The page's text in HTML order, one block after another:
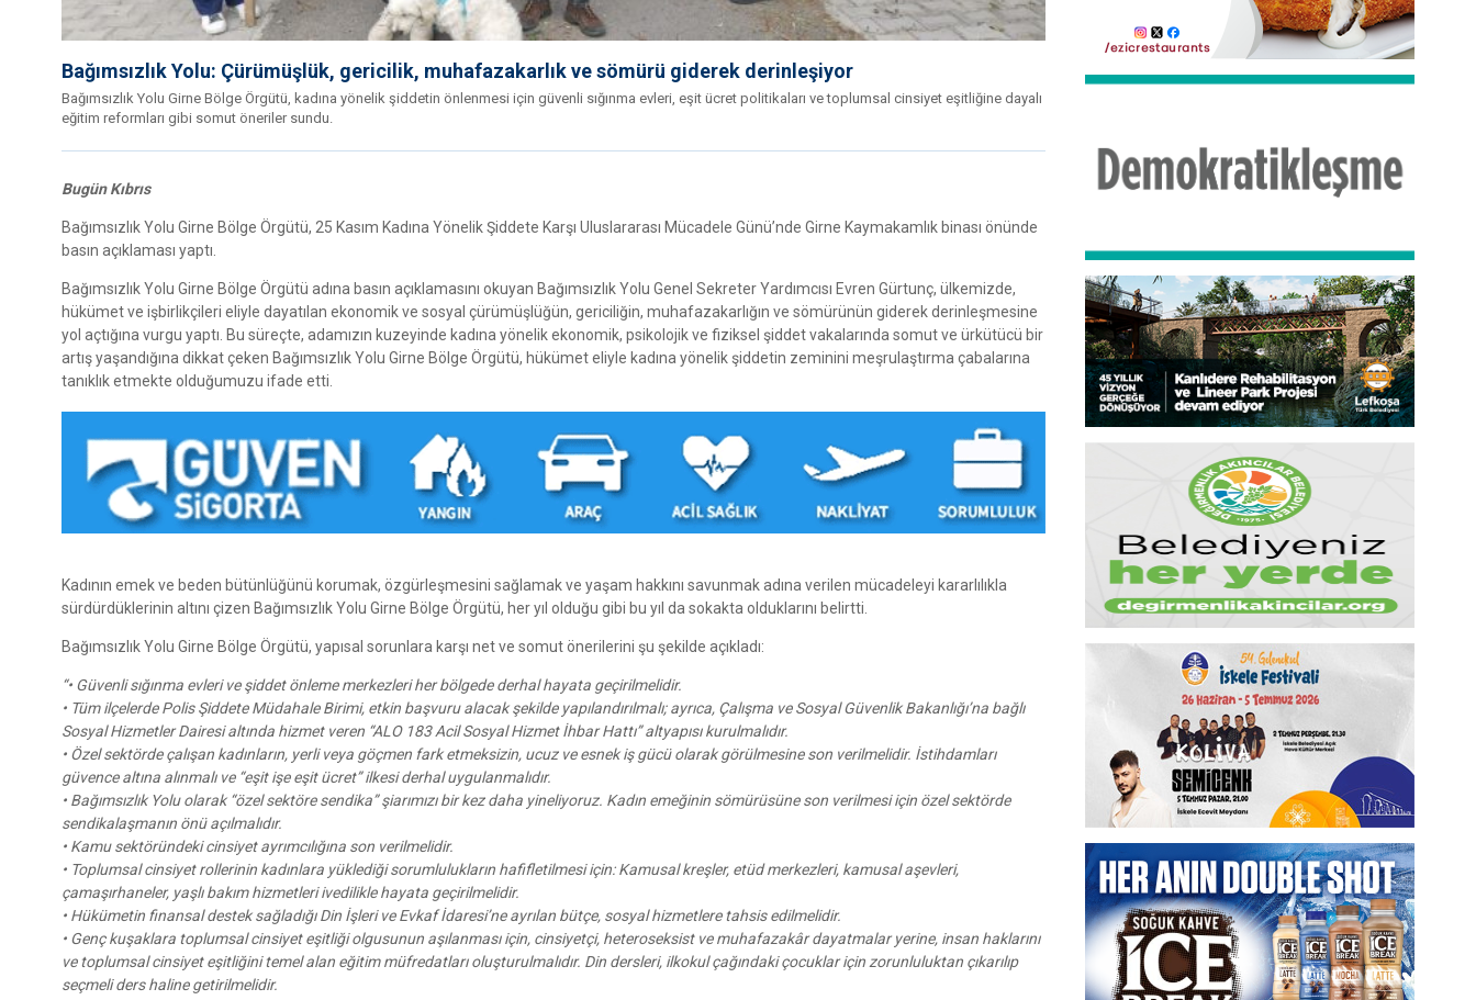
Bağımsızlık Yolu: Çürümüşlük, gericilik, muhafazakarlık ve sömürü giderek derinleşiyor
Bağımsızlık Yolu Girne Bölge Örgütü, kadına yönelik şiddetin önlenmesi için güvenli sığınma evleri, eşit ücret politikaları ve toplumsal cinsiyet eşitliğine dayalı
eğitim reformları gibi somut öneriler sundu.
Bugün Kıbrıs
Bağımsızlık Yolu Girne Bölge Örgütü, 25 Kasım Kadına Yönelik Şiddete Karşı Uluslararası Mücadele Günü’nde Girne Kaymakamlık binası önünde
basın açıklaması yaptı.
Bağımsızlık Yolu Girne Bölge Örgütü adına basın açıklamasını okuyan Bağımsızlık Yolu Genel Sekreter Yardımcısı Evren Gürtunç, ülkemizde,
hükümet ve işbirlikçileri eliyle dayatılan ekonomik ve sosyal çürümüşlüğün, gericiliğin, muhafazakarlığın ve sömürünün giderek derinleşmesine
yol açtığına vurgu yaptı. Bu süreçte, adamızın kuzeyinde kadına yönelik ekonomik, psikolojik ve fiziksel şiddet vakalarında somut ve ürkütücü bir
artış yaşandığına dikkat çeken Bağımsızlık Yolu Girne Bölge Örgütü, hükümet eliyle kadına yönelik şiddetin zeminini meşrulaştırma çabalarına
tanıklık etmekte olduğumuzu ifade etti.
Kadının emek ve beden bütünlüğünü korumak, özgürleşmesini sağlamak ve yaşam hakkını savunmak adına verilen mücadeleyi kararlılıkla
sürdürdüklerinin altını çizen Bağımsızlık Yolu Girne Bölge Örgütü, her yıl olduğu gibi bu yıl da sokakta olduklarını belirtti.
Bağımsızlık Yolu Girne Bölge Örgütü, yapısal sorunlara karşı net ve somut önerilerini şu şekilde açıkladı:
“• Güvenli sığınma evleri ve şiddet önleme merkezleri her bölgede derhal hayata geçirilmelidir.
• Tüm ilçelerde Polis Şiddete Müdahale Birimi, etkin başvuru alacak şekilde yapılandırılmalı; ayrıca, Çalışma ve Sosyal Güvenlik Bakanlığı’na bağlı
Sosyal Hizmetler Dairesi altında hizmet veren “ALO 183 Acil Sosyal Hizmet İhbar Hattı” altyapısı kurulmalıdır.
• Özel sektörde çalışan kadınların, yerli veya göçmen fark etmeksizin, ucuz ve esnek iş gücü olarak görülmesine son verilmelidir. İstihdamları
güvence altına alınmalı ve “eşit işe eşit ücret” ilkesi derhal uygulanmalıdır.
• Bağımsızlık Yolu olarak “özel sektöre sendika” şiarımızı bir kez daha yineliyoruz. Kadın emeğinin sömürüsüne son verilmesi için özel sektörde
sendikalaşmanın önü açılmalıdır.
• Kamu sektöründeki cinsiyet ayrımcılığına son verilmelidir.
• Toplumsal cinsiyet rollerinin kadınlara yüklediği sorumlulukların hafifletilmesi için: Kamusal kreşler, etüd merkezleri, kamusal aşevleri,
çamaşırhaneler, yaşlı bakım hizmetleri ivedilikle hayata geçirilmelidir.
• Hükümetin finansal destek sağladığı Din İşleri ve Evkaf İdaresi’ne ayrılan bütçe, sosyal hizmetlere tahsis edilmelidir.
• Genç kuşaklara toplumsal cinsiyet eşitliği olgusunun aşılanması için, cinsiyetçi, heteroseksist ve muhafazakâr dayatmalar yerine, insan haklarını
ve toplumsal cinsiyet eşitliğini temel alan eğitim müfredatları oluşturulmalıdır. Din dersleri, ilkokul çağındaki çocuklar için zorunluluktan çıkarılıp
seçmeli ders haline getirilmelidir.